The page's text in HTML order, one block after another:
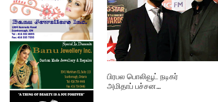
பிரபல பொலிவூட் நடிகர்
அமிதாப் பச்சன...